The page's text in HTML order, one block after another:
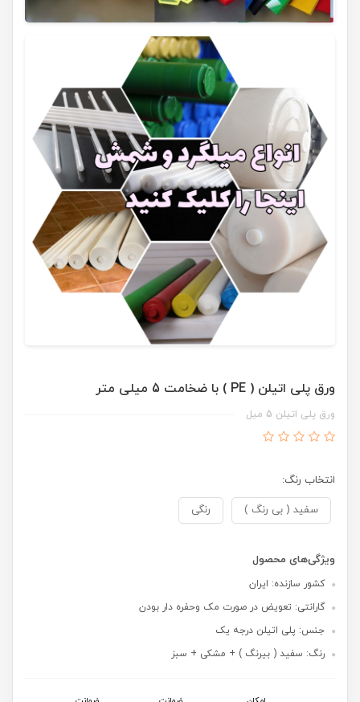
ورق پلی اتیلن ( PE ) با ضخامت 5 میلی متر
ورق پلی اتیلن 5 میل
انتخاب رنگ:
سفید ( بی رنگ ) ‌رنگی
ویژگی‌های محصول
کشور سازنده: ایران
گارانتی: تعویض در صورت مک وحفره دار بودن
جنس: پلی اتیلن درجه یک
رنگ: سفید ( بیرنگ ) + مشکی + سبز